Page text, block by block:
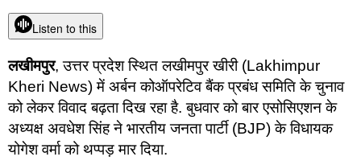
Listen to this
लखीमपुर, उत्तर प्रदेश स्थित लखीमपुर खीरी (Lakhimpur
Kheri News) में अर्बन कोऑपरेटिव बैंक प्रबंध समिति के चुनाव
को लेकर विवाद बढ़ता दिख रहा है. बुधवार को बार एसोसिएशन के
अध्यक्ष अवधेश सिंह ने भारतीय जनता पार्टी (BJP) के विधायक
योगेश वर्मा को थप्पड़ मार दिया.